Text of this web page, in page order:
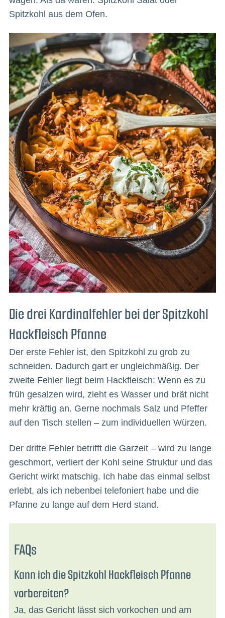
Spitzkohl aus dem Ofen.
Die drei Kardinalfehler bei der Spitzkohl
Hackfleisch Pfanne
Der erste Fehler ist, den Spitzkohl zu grob zu
schneiden. Dadurch gart er ungleichmäßig. Der
zweite Fehler liegt beim Hackfleisch: Wenn es zu
früh gesalzen wird, zieht es Wasser und brät nicht
mehr kräftig an. Gerne nochmals Salz und Pfeffer
auf den Tisch stellen – zum individuellen Würzen.
Der dritte Fehler betrifft die Garzeit – wird zu lange
geschmort, verliert der Kohl seine Struktur und das
Gericht wirkt matschig. Ich habe das einmal selbst
erlebt, als ich nebenbei telefoniert habe und die
Pfanne zu lange auf dem Herd stand.
FAQs
Kann ich die Spitzkohl Hackfleisch Pfanne
vorbereiten?
Ja, das Gericht lässt sich vorkochen und am